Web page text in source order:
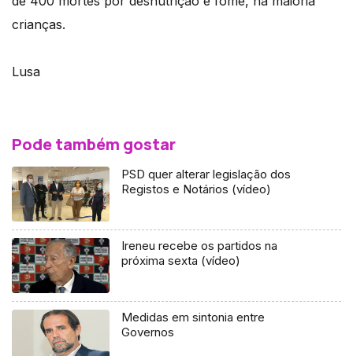
crianças.
Lusa
Pode também gostar
PSD quer alterar legislação dos
Registos e Notários (vídeo)
Ireneu recebe os partidos na
próxima sexta (vídeo)
Medidas em sintonia entre
Governos